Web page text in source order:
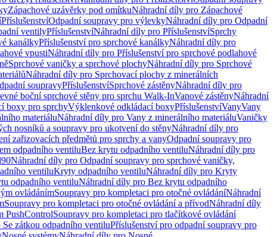
Zápachové uzávěrky pod omítkuNáhradní díly pro Zápachové
PříslušenstvíOdpadní soupravy pro výlevkyNáhradní díly pro Odpadní
ventilyPříslušenstvíNáhradní díly pro PříslušenstvíSprchy
kanálkyPříslušenství pro sprchové kanálkyNáhradní díly pro
vpustiNáhradní díly pro Příslušenství pro sprchové podlahové
Sprchové vaničky a sprchové plochyNáhradní díly pro Sprchové
Náhradní díly pro Sprchovací plochy z minerálních
soupravyPříslušenstvíSprchové zástěnyNáhradní díly pro
boční sprchové stěny pro sprchu Walk-InVanové zástěnyNáhradní
boxy pro sprchyVýklenkové odkládací boxyPříslušenstvíVanyVany
materiáluNáhradní díly pro Vany z minerálního materiáluVaničky
nosníků a soupravy pro ukotvení do stěnyNáhradní díly pro
zařizovacích předmětů pro sprchy a vanyOdpadní soupravy pro
odpadního ventiluBez krytu odpadního ventiluNáhradní díly pro
Náhradní díly pro Odpadní soupravy pro sprchové vaničky,
ventiluKryty odpadního ventiluNáhradní díly pro Kryty
odpadního ventiluNáhradní díly pro Bez krytu odpadního
ovládánímSoupravy pro kompletaci pro otočné ovládáníNáhradní
Soupravy pro kompletaci pro otočné ovládání a přívodNáhradní díly
PushControlSoupravy pro kompletaci pro tlačítkové ovládání
zátkou odpadního ventiluPříslušenství pro odpadní soupravy pro